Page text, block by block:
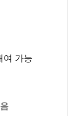
여 가능